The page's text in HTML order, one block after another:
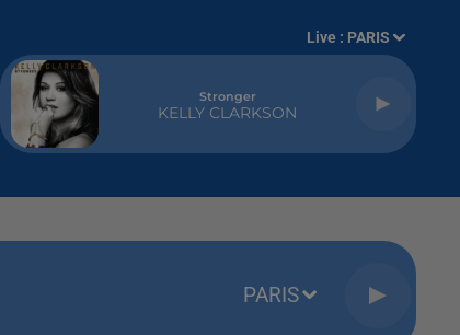
Live : PARIS
Stronger
KELLY CLARKSON
PARIS